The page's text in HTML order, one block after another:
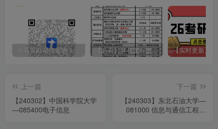
小马哥勘误收集表！感谢您的支持！ 【必看】梦马课程使用方法！
上一篇
【240302】中国科学院大学
—085400电子信息
下一篇
【240303】东北石油大学—
081000 信息与通信工程、